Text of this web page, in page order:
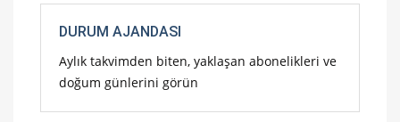
DURUM AJANDASI
Aylık takvimden biten, yaklaşan abonelikleri ve
doğum günlerini görün